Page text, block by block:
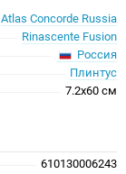
Atlas Concorde Russia
Rinascente Fusion
Россия
Плинтус
7.2x60 см
610130006243